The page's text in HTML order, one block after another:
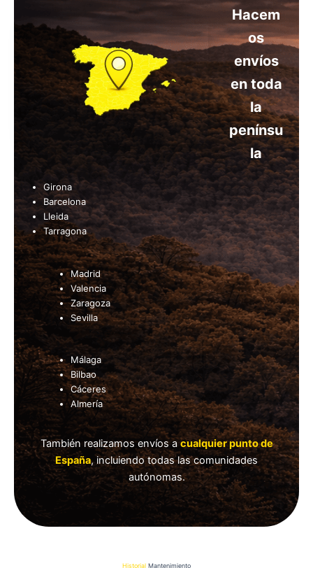
Hacem
os
envíos
en toda
la
penínsu
la
Girona
Barcelona
Lleida
Tarragona
Madrid
Valencia
Zaragoza
Sevilla
Málaga
Bilbao
Cáceres
Almería
También realizamos envíos acualquier punto de
España, incluiendo todas las comunidades
autónomas.
Historial Mantenimiento